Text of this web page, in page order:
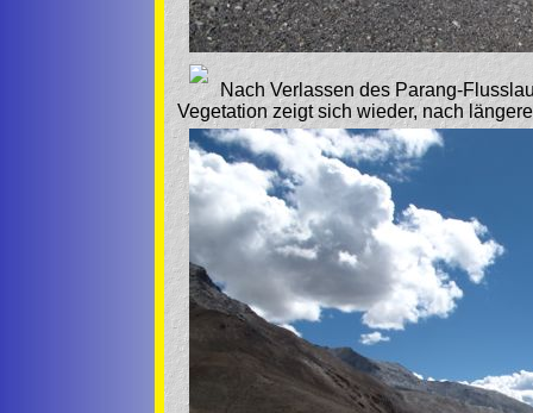
Nach Verlassen des Parang-
Vegetation zeigt sich wieder, nach